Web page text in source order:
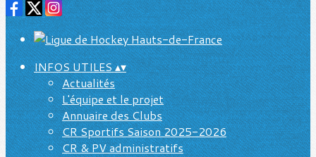
INFOS UTILES▴▾
Actualités
L'équipe et le projet
Annuaire des Clubs
CR Sportifs Saison 2025-2026
CR & PV administratifs